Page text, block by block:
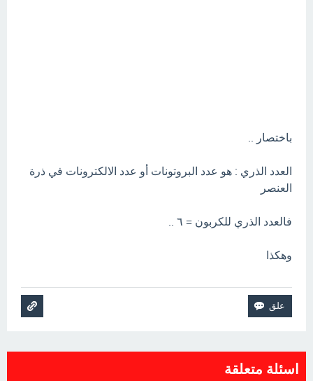
باختصار ..
العدد الذري : هو عدد البروتونات أو عدد الالكترونات في ذرة
العنصر
فالعدد الذري للكربون = ٦ ..
وهكذا
اسئلة متعلقة